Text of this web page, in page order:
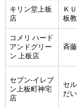
キリン堂上板
店
Ｋ
板
コメリ ハード
アンドグリー
ン 上板店
斉
セブン-イレブ
ン上板町神宅
店
セ
だ